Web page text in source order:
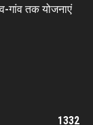
गांव तक योजनाएं
1332